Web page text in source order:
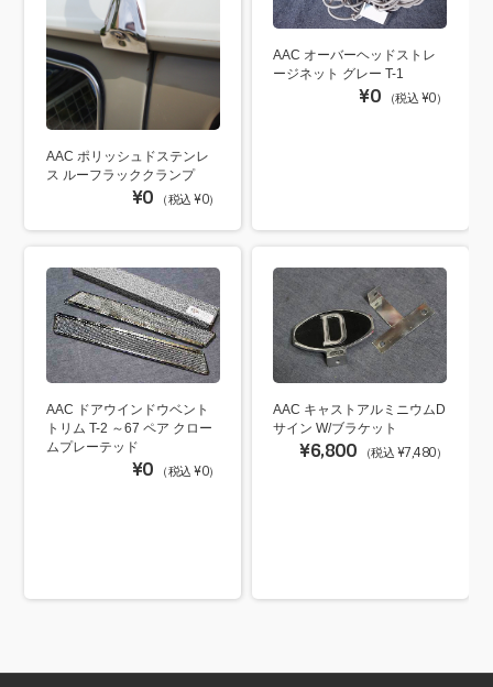
AAC ポリッシュドステンレ
ス ルーフラッククランプ
¥0 （税込 ¥0）
AAC オーバーヘッドストレ
ージネット グレー T-1
¥0 （税込 ¥0）
AAC ドアウインドウベント
トリム T-2 ～67 ペア クロー
ムプレーテッド
¥0 （税込 ¥0）
AAC キャストアルミニウムD
サイン W/ブラケット
¥6,800 （税込 ¥7,480）